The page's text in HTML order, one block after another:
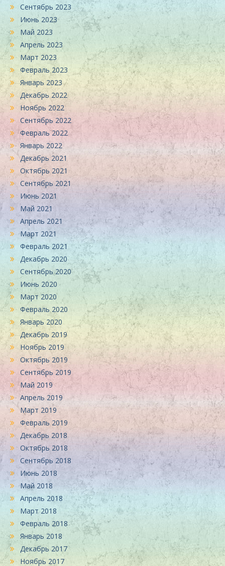
Сентябрь 2023
Июнь 2023
Май 2023
Апрель 2023
Март 2023
Февраль 2023
Январь 2023
Декабрь 2022
Ноябрь 2022
Сентябрь 2022
Февраль 2022
Январь 2022
Декабрь 2021
Октябрь 2021
Сентябрь 2021
Июнь 2021
Май 2021
Апрель 2021
Март 2021
Февраль 2021
Декабрь 2020
Сентябрь 2020
Июнь 2020
Март 2020
Февраль 2020
Январь 2020
Декабрь 2019
Ноябрь 2019
Октябрь 2019
Сентябрь 2019
Май 2019
Апрель 2019
Март 2019
Февраль 2019
Декабрь 2018
Октябрь 2018
Сентябрь 2018
Июнь 2018
Май 2018
Апрель 2018
Март 2018
Февраль 2018
Январь 2018
Декабрь 2017
Ноябрь 2017